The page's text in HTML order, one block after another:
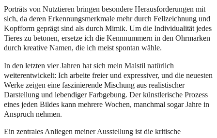
Porträts von Nutztieren bringen besondere Herausforderungen mit
sich, da deren Erkennungsmerkmale mehr durch Fellzeichnung und
Kopfform geprägt sind als durch Mimik. Um die Individualität jedes
Tieres zu betonen, ersetze ich die Kennnummern in den Ohrmarken
durch kreative Namen, die ich meist spontan wähle.
In den letzten vier Jahren hat sich mein Malstil natürlich
weiterentwickelt: Ich arbeite freier und expressiver, und die neuesten
Werke zeigen eine faszinierende Mischung aus realistischer
Darstellung und lebendiger Farbgebung. Der künstlerische Prozess
eines jeden Bildes kann mehrere Wochen, manchmal sogar Jahre in
Anspruch nehmen.
Ein zentrales Anliegen meiner Ausstellung ist die kritische